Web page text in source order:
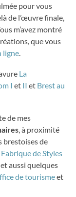
pour vous
de l’œuvre finale,
m’avez montré
que vous
ligne.
La
I et II et Brest au
de mes
, à proximité
brestoises de
Fabrique de Styles
et aussi quelques
de tourismeet